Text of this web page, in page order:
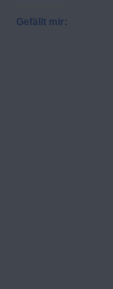
Gefällt mir: